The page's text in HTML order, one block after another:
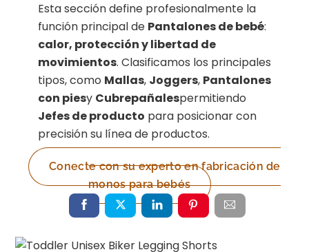
Esta sección define profesionalmente la
función principal de Pantalones de bebé:
calor, protección y libertad de
movimientos. Clasificamos los principales
tipos, como Mallas, Joggers, Pantalones
con piesy Cubrepañalespermitiendo
Jefes de producto para posicionar con
precisión su línea de productos.
Conecte con su experto en fabricación de
monos para bebés